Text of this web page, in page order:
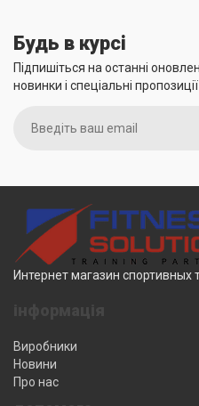
Будь в курсі
Підпишіться на останні
новинки і спеціальні
Интернет магазин
Виробники
Новини
Про нас